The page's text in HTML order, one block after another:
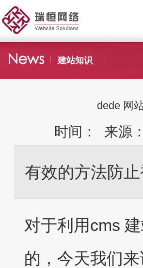
建站知识
dede 网
时间： 来源
有效的方法防
对于利用cms
的，今天我们